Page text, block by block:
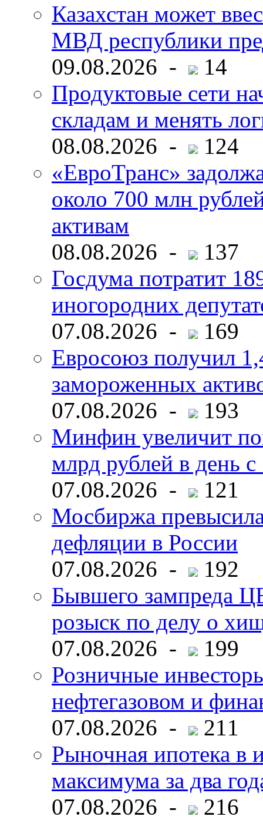
Казахстан может
МВД республики
09.08.2026 -
14
Продуктовые сети
складам и менять
08.08.2026 -
124
«ЕвроТранс»
около 700 млн
активам
08.08.2026 -
137
Госдума потратит
иногородних
07.08.2026 -
169
Евросоюз получил
замороженных
07.08.2026 -
193
Минфин увеличит
млрд рублей в день с
07.08.2026 -
121
Мосбиржа
дефляции в России
07.08.2026 -
192
Бывшего зампреда
розыск по делу о
07.08.2026 -
199
Розничные
нефтегазовом и
07.08.2026 -
211
Рыночная ипотека в
максимума за два
07.08.2026 -
216